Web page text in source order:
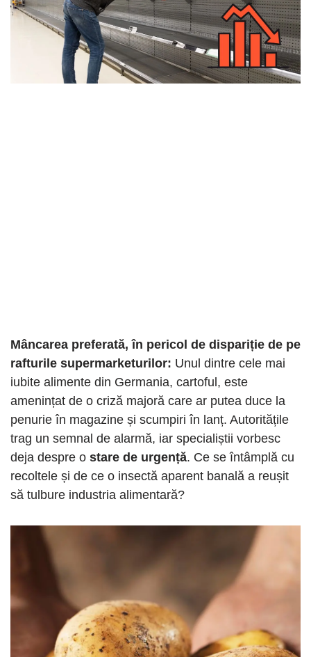
Mâncarea preferată, în pericol de dispariție de pe
rafturile supermarketurilor: Unul dintre cele mai
iubite alimente din Germania, cartoful, este
amenințat de o criză majoră care ar putea duce la
penurie în magazine și scumpiri în lanț. Autoritățile
trag un semnal de alarmă, iar specialiștii vorbesc
deja despre o stare de urgență. Ce se întâmplă cu
recoltele și de ce o insectă aparent banală a reușit
să tulbure industria alimentară?